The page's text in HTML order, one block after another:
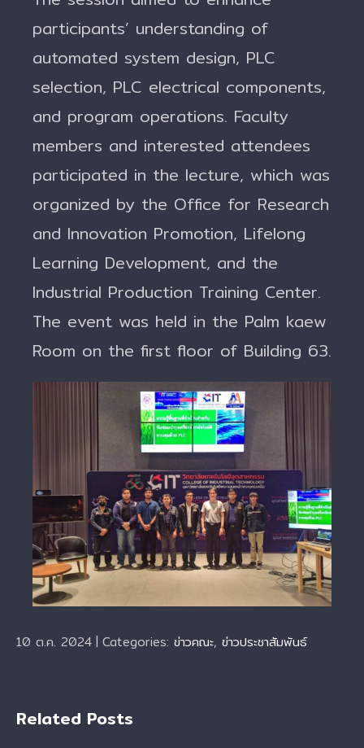
participants’ understanding of
automated system design, PLC
selection, PLC electrical components,
and program operations. Faculty
members and interested attendees
participated in the lecture, which was
organized by the Office for Research
and Innovation Promotion, Lifelong
Learning Development, and the
Industrial Production Training Center.
The event was held in the Palm kaew
Room on the first floor of Building 63.
10 ต.ค. 2024 | Categories: ข่าวคณะ, ข่าวประชาสัมพันธ์
Related Posts